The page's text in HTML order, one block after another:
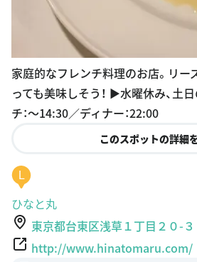
家庭的なフレンチ料理のお店。リー
っても美味しそう！ ▶︎水曜休み、土
チ：〜14:30／ディナー：22:00
このスポットの詳細を
ひなと丸
東京都台東区浅草１丁目２０-３
http://www.hinatomaru.com/
16